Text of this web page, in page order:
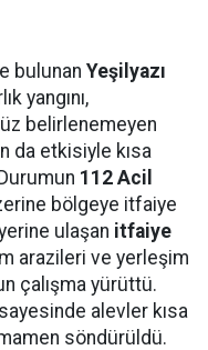
bulunan Yeşilyazı
yangını,
belirlenemeyen
da etkisiyle kısa
112 Acil
bölgeye itfaiye
ulaşan itfaiye
arazileri ve yerleşim
çalışma yürüttü.
alevler kısa
söndürüldü.